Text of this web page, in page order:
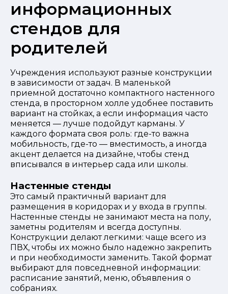
информационных
стендов для
родителей
Учреждения используют разные конструкции
в зависимости от задач. В маленькой
приемной достаточно компактного настенного
стенда, в просторном холле удобнее поставить
вариант на стойках, а если информация часто
меняется — лучше подойдут карманы. У
каждого формата своя роль: где-то важна
мобильность, где-то — вместимость, а иногда
акцент делается на дизайне, чтобы стенд
вписывался в интерьер сада или школы.
Настенные стенды
Это самый практичный вариант для
размещения в коридорах и у входа в группы.
Настенные стенды не занимают места на полу,
заметны родителям и всегда доступны.
Конструкции делают легкими: чаще всего из
ПВХ, чтобы их можно было надежно закрепить
и при необходимости заменить. Такой формат
выбирают для повседневной информации:
расписание занятий, меню, объявления о
собраниях.